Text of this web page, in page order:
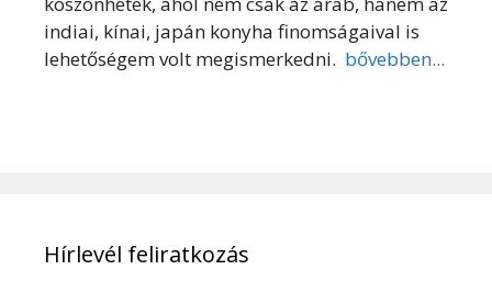
indiai, kínai, japán konyha finomságaival is
lehetőségem volt megismerkedni. bővebben...
Hírlevél feliratkozás